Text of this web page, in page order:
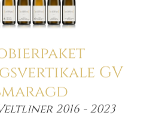
GV
2016 - 2023
Menge